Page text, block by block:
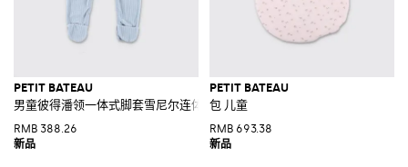
PETIT BATEAU
男童彼得潘领一体式脚套雪尼尔连体衣
RMB 388.26
PETIT BATEAU
包 儿童
RMB 693.38